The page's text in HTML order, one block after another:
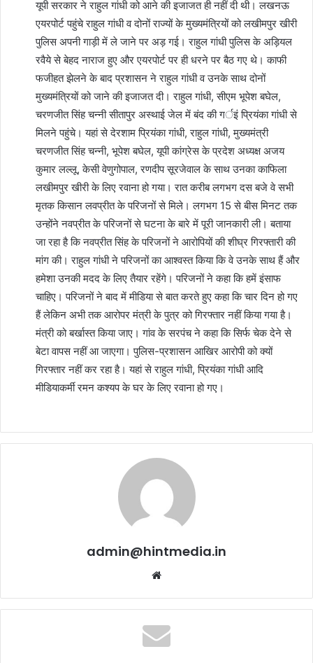
यूपी सरकार ने राहुल गांधी को आने की इजाजत ही नहीं दी थी। लखनऊ
एयरपोर्ट पहुंचे राहुल गांधी व दोनों राज्यों के मुख्यमंत्रियों को लखीमपुर खीरी
पुलिस अपनी गाड़ी में ले जाने पर अड़ गई। राहुल गांधी पुलिस के अड़ियल
रवैये से बेहद नाराज हुए और एयरपोर्ट पर ही धरने पर बैठ गए थे। काफी
फजीहत झेलने के बाद प्रशासन ने राहुल गांधी व उनके साथ दोनों
मुख्यमंत्रियों को जाने की इजाजत दी। राहुल गांधी, सीएम भूपेश बघेल,
चरणजीत सिंह चन्नी सीतापुर अस्थाई जेल में बंद की गर्इं प्रियंका गांधी से
मिलने पहुंचे। यहां से देरशाम प्रियंका गांधी, राहुल गांधी, मुख्यमंत्री
चरणजीत सिंह चन्नी, भूपेश बघेल, यूपी कांग्रेस के प्रदेश अध्यक्ष अजय
कुमार लल्लू, केसी वेणुगोपाल, रणदीप सूरजेवाल के साथ उनका काफिला
लखीमपुर खीरी के लिए रवाना हो गया। रात करीब लगभग दस बजे वे सभी
मृतक किसान लवप्रीत के परिजनों से मिले। लगभग 15 से बीस मिनट तक
उन्होंने नवप्रीत के परिजनों से घटना के बारे में पूरी जानकारी ली। बताया
जा रहा है कि नवप्रीत सिंह के परिजनों ने आरोपियों की शीघ्र गिरफ्तारी की
मांग की। राहुल गांधी ने परिजनों का आश्वस्त किया कि वे उनके साथ हैं और
हमेशा उनकी मदद के लिए तैयार रहेंगे। परिजनों ने कहा कि हमें इंसाफ
चाहिए। परिजनों ने बाद में मीडिया से बात करते हुए कहा कि चार दिन हो गए
हैं लेकिन अभी तक आरोपर मंत्री के पुत्र को गिरफ्तार नहीं किया गया है।
मंत्री को बर्खास्त किया जाए। गांव के सरपंच ने कहा कि सिर्फ चेक देने से
बेटा वापस नहीं आ जाएगा। पुलिस-प्रशासन आखिर आरोपी को क्यों
गिरफ्तार नहीं कर रहा है। यहां से राहुल गांधी, प्रियंका गांधी आदि
मीडियाकर्मी रमन कश्यप के घर के लिए रवाना हो गए।
admin@hintmedia.in